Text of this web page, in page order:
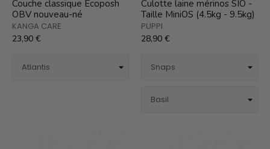
Couche classique Ecoposh
OBV nouveau-né
KANGA CARE
23,90 €
Culotte laine mérinos SIO -
Taille MiniOS (4.5kg - 9.5kg)
PUPPI
28,90 €